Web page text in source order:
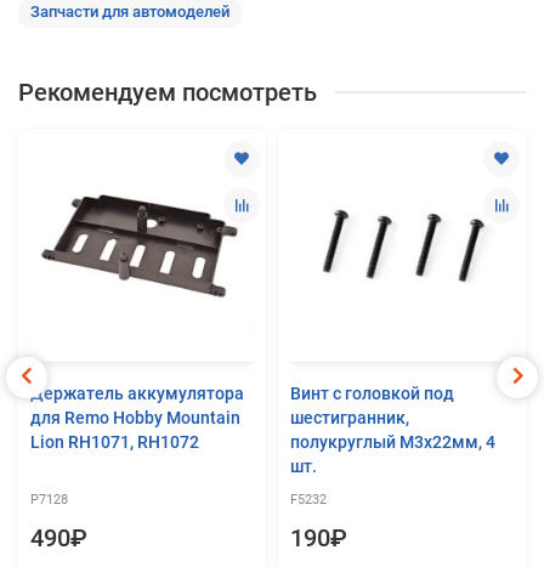
Запчасти для автомоделей
Рекомендуем посмотреть
Держатель аккумулятора
для Remo Hobby Mountain
Lion RH1071, RH1072
P7128
490₽
Винт с головкой под
шестигранник,
полукруглый М3х22мм, 4
шт.
F5232
190₽